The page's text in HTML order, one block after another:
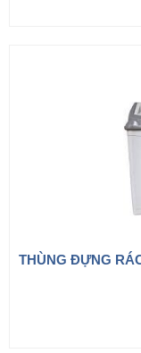
THÙNG ĐỰNG